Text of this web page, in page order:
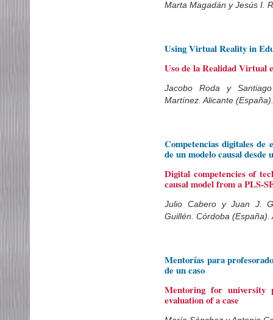
Marta Magadán y Jesús I.
Using Virtual Reality in
Uso de la Realidad Virtual
Jacobo Roda y
Martínez. Alicante
Competencias digitales de
de un modelo causal desde
Digital competencies of
causal model from a PLS-
Julio Cabero y Juan J.
Guillén. Córdoba
Mentorías para
de un caso
Mentoring for university
evaluation of a case